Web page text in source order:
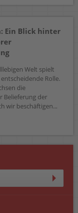
Ein Blick hinter
Welt spielt
Rolle.
die
Belieferung der
wir beschäftigen...